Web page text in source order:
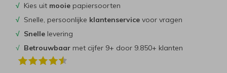
√ Kies uit mooie papiersoorten
√ Snelle, persoonlijke klantenservice voor vragen
√ Snelle levering
√ Betrouwbaar met cijfer 9+ door 9.850+ klanten